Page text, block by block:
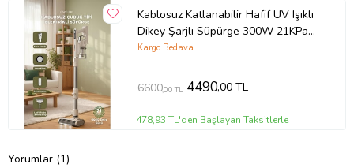
Kablosuz Katlanabilir Hafif UV Işıklı
Dikey Şarjlı Süpürge 300W 21KPa
Torima CSVC-100 Beyaz
Kargo Bedava
6600,00 TL 4490,00 TL
478,93 TL'den Başlayan Taksitlerle
Yorumlar (1)